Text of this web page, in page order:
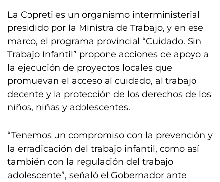
La Copreti es un organismo interministerial
presidido por la Ministra de Trabajo, y en ese
marco, el programa provincial “Cuidado. Sin
Trabajo Infantil” propone acciones de apoyo a
la ejecución de proyectos locales que
promuevan el acceso al cuidado, al trabajo
decente y la protección de los derechos de los
niños, niñas y adolescentes.
“Tenemos un compromiso con la prevención y
la erradicación del trabajo infantil, como así
también con la regulación del trabajo
adolescente”, señaló el Gobernador ante